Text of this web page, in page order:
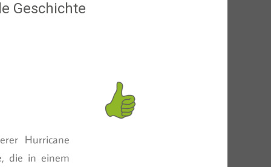
Geschichte
Hurricane
die in einem